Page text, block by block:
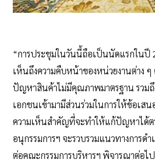
“การประชุมในวันนี้ถือเป็นนัดแรกในปี
เห็นถึงความคืบหน้าของหน่วยงานต่าง ๆ
ปัญหาสินค้าไม่มีคุณภาพมาตรฐาน รวมถึ
เอกชนเข้ามามีส่วนร่วมในการให้ข้อเส
ความเห็นสำคัญที่จะทำให้แก้ปัญหาได้ต
อนุกรรมการฯ จะรวบรวมแนวทางการด
ต่อคณะกรรมการบริหารฯ พิจารณาต่อไ